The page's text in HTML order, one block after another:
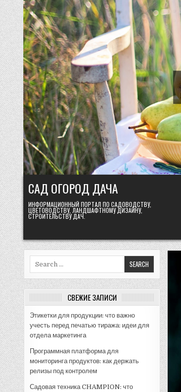
Skip
to
content
САД ОГОРОД ДАЧА
ИНФОРМАЦИОННЫЙ ПОРТАЛ ПО САДОВОДСТВУ,
ЦВЕТОВОДСТВУ, ЛАНДШАФТНОМУ ДИЗАЙНУ,
СТРОИТЕЛЬСТВУ ДАЧ.
СВЕЖИЕ ЗАПИСИ
Этикетки для продукции: что важно
учесть перед печатью тиража: идеи для
отдела маркетинга
Программная платформа для
мониторинга продуктов: как держать
релизы под контролем
Садовая техника CHAMPION: что